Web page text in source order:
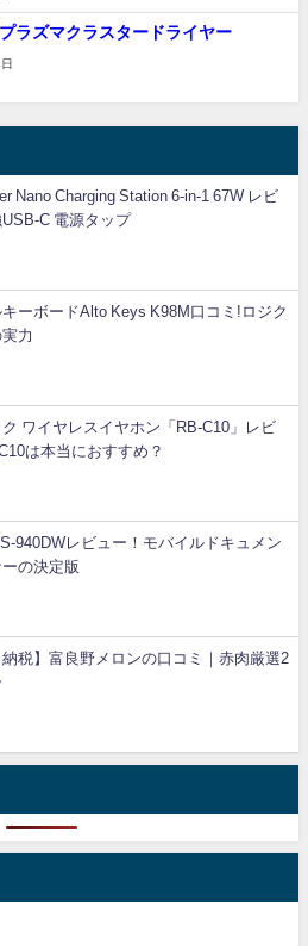
ラズマクラスタードライヤー
Nano Charging Station 6-in-1 67W レビ
USB-C 電源タップ
キーボードAlto Keys K98M口コミ!ロジク
力
ワイヤレスイヤホン「RB-C10」レビ
は本当におすすめ？
940DWレビュー！モバイルドキュメン
ーの決定版
納税】富良野メロンの口コミ｜赤肉厳選2